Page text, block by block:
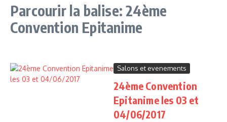
Parcourir la balise: 24ème
Convention Epitanime
Salons et evenements
24ème Convention
Epitanime les 03 et
04/06/2017